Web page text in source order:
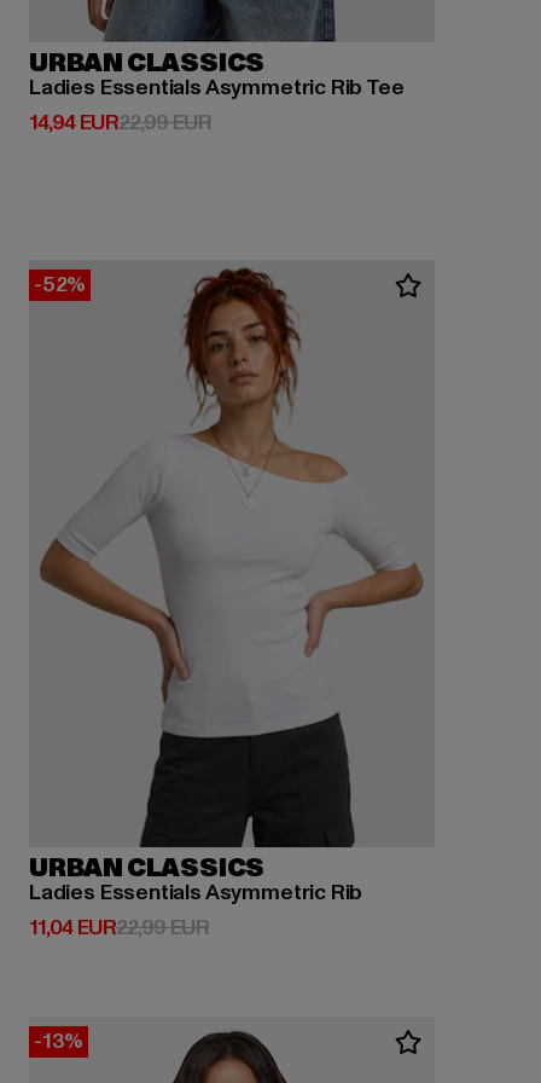
URBAN CLASSICS
Ladies Essentials Asymmetric Rib Tee
14,94 EUR
Derzeitiger Preis: 14,94 EUR
22,99 EURAktionspreis: 22,99 EUR
-52%
URBAN CLASSICS
Ladies Essentials Asymmetric Rib
11,04 EUR
Derzeitiger Preis: 11,04 EUR
22,99 EURAktionspreis: 22,99 EUR
-13%